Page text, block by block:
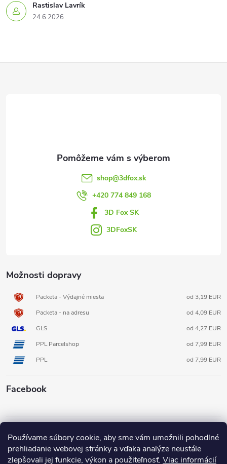
Používame súbory cookie, aby sme vám umožnili pohodlné
prehliadanie webovej stránky a vďaka analýze neustále
zlepšovali jej funkcie, výkon a použiteľnosť. Viac informácií
Rastislav Lavrík
24.6.2026
Možnosti dopravy
Packeta - Výdajné miesta
od 3,19 EUR
Packeta - na adresu
od 4,09 EUR
GLS
od 4,27 EUR
PPL Parcelshop
od 7,99 EUR
PPL
od 7,99 EUR
Facebook
shop@3dfox.sk
+420 774 849 168
3D Fox SK
3DFoxSK